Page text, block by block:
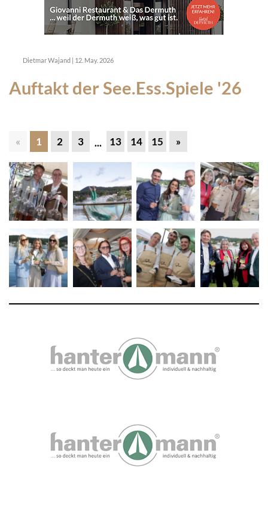
Dietmar Wajand | 12. May. 2026
Auftakt der See.Ess.Spiele '26
« 1 2 3 ... 13 14 15 »